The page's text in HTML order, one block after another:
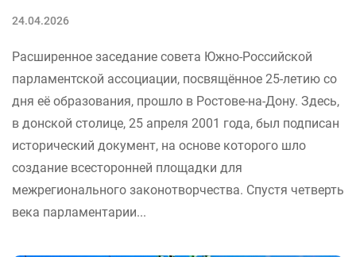
24.04.2026
Расширенное заседание совета Южно-Российской
парламентской ассоциации, посвящённое 25-летию со
дня её образования, прошло в Ростове-на-Дону. Здесь,
в донской столице, 25 апреля 2001 года, был подписан
исторический документ, на основе которого шло
создание всесторонней площадки для
межрегионального законотворчества. Спустя четверть
века парламентарии...